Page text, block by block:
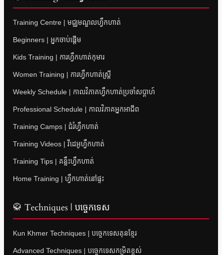
Training Centre | មជ្ឈមណ្ឌលហ្វឹកហាត់
Beginners | អ្នកចាប់ផ្តើម
Kids Training | ការហ្វឹកហាត់កុមារ
Women Training | ការហ្វឹកហាត់ស្ត្រី
Weekly Schedule | កាលវិភាគហ្វឹកហាត់ប្រចាំសប្តាហ៍
Professional Schedule | កាលវិភាគអ្នកអាជីព
Training Camps | ជំរំហ្វឹកហាត់
Training Videos | វីដេអូហ្វឹកហាត់
Training Tips | គន្លឹះហ្វឹកហាត់
Home Training | ហ្វឹកហាត់នៅផ្ទះ
🥋 Techniques | បច្ចេកទេស
Kun Khmer Techniques | បច្ចេកទេសគុនខ្មែរ
Advanced Techniques | បច្ចេកទេសកម្រិតខ្ពស់